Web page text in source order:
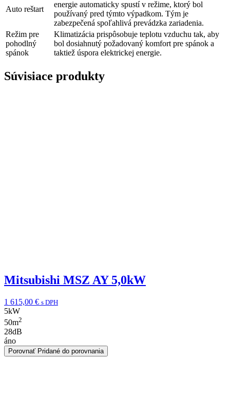
Auto reštart
energie automaticky spustí v režime, ktorý bol
používaný pred týmto výpadkom. Tým je
zabezpečená spoľahlivá prevádzka zariadenia.
Režim pre
pohodlný
spánok
Klimatizácia prispôsobuje teplotu vzduchu tak, aby
bol dosiahnutý požadovaný komfort pre spánok a
taktiež úspora elektrickej energie.
Súvisiace produkty
Mitsubishi MSZ AY 5,0kW
1 615,00 € s DPH
5kW
50m2
28dB
áno
Porovnať Pridané do porovnania